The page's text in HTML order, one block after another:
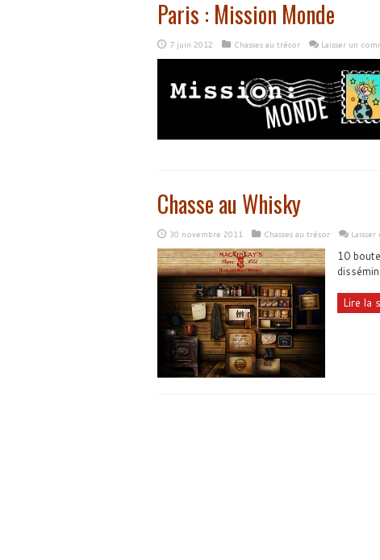
Paris : Mission Monde
7 juin 2012 Chasses au trésor Laisser un
Chasse au Whisky
30 novembre 2011 Chasses au trésor
10
Lire la